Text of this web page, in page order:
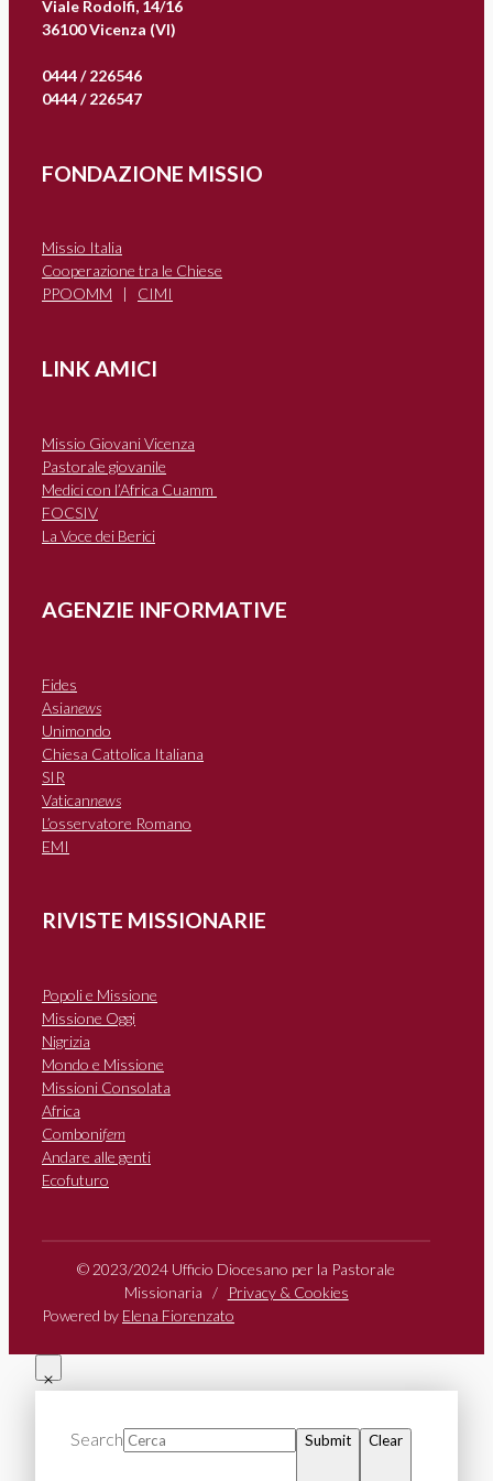
Viale Rodolfi, 14/16
36100 Vicenza (VI)
0444 / 226546
0444 / 226547
FONDAZIONE MISSIO
Missio Italia
Cooperazione tra le Chiese
PPOOMM | CIMI
LINK AMICI
Missio Giovani Vicenza
Pastorale giovanile
Medici con l’Africa Cuamm
FOCSIV
La Voce dei Berici
AGENZIE INFORMATIVE
Fides
Asianews
Unimondo
Chiesa Cattolica Italiana
SIR
Vaticannews
L’osservatore Romano
EMI
RIVISTE MISSIONARIE
Popoli e Missione
Missione Oggi
Nigrizia
Mondo e Missione
Missioni Consolata
Africa
Combonifem
Andare alle genti
Ecofuturo
© 2023/2024 Ufficio Diocesano per la Pastorale
Missionaria /
Privacy & Cookies
Powered by Elena Fiorenzato
Search Submit Clear